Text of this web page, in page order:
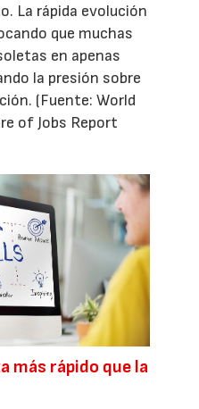
La rápida evolución
que muchas
en apenas
la presión sobre
(Fuente: World
of Jobs Report
más rápido que la